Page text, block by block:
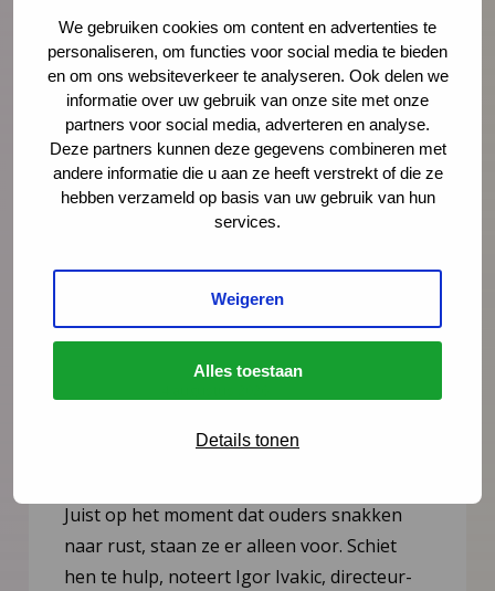
We gebruiken cookies om content en advertenties te
personaliseren, om functies voor social media te bieden
en om ons websiteverkeer te analyseren. Ook delen we
informatie over uw gebruik van onze site met onze
partners voor social media, adverteren en analyse.
Deze partners kunnen deze gegevens combineren met
andere informatie die u aan ze heeft verstrekt of die ze
hebben verzameld op basis van uw gebruik van hun
services.
Weigeren
Alles toestaan
Details tonen
Meer nieuws
Opinie: Vakantie? De stress van
Juist op het moment dat ouders snakken
naar rust, staan ze er alleen voor. Schiet
hen te hulp, noteert Igor Ivakic, directeur-